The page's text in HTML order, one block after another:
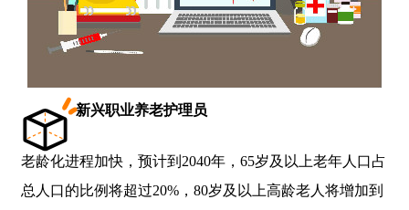
新兴职业养老护理员
老龄化进程加快，预计到2040年，65岁及以上老年人口占
总人口的比例将超过20%，80岁及以上高龄老人将增加到